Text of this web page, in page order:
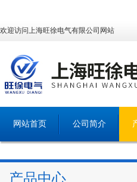
欢迎访问上海旺徐电气有限公司网站
网站首页 公司简介
产品中心